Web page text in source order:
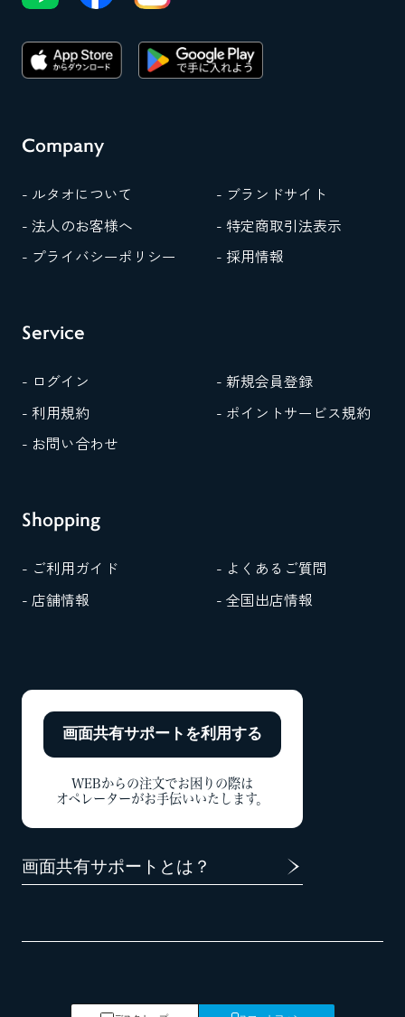
Company
- ルタオについて
- ブランドサイト
- 法人のお客様へ
- 特定商取引法表示
- プライバシーポリシー
- 採用情報
Service
- ログイン
- 新規会員登録
- 利用規約
- ポイントサービス規約
- お問い合わせ
Shopping
- ご利用ガイド
- よくあるご質問
- 店舗情報
- 全国出店情報
画面共有サポートを利用する
WEBからの注文でお困りの際は
オペレーターがお手伝いいたします。
画面共有サポートとは？